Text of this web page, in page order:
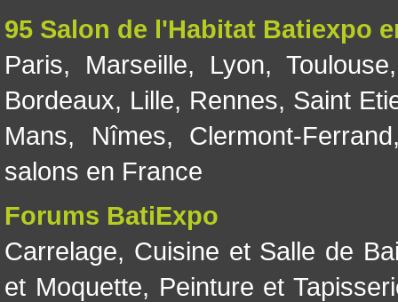
95 Salon de l'Habitat Batiexpo
Paris, Marseille, Lyon, Toulouse
Bordeaux, Lille, Rennes, Saint
Mans, Nîmes, Clermont-Ferrand
salons en France
Forums BatiExpo
Carrelage, Cuisine et Salle de
et Moquette, Peinture et